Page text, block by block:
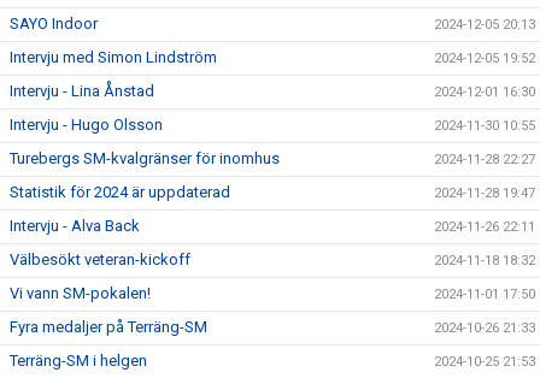
SAYO Indoor 2024-12-05 20:13
Intervju med Simon Lindström 2024-12-05 19:52
Intervju - Lina Ånstad 2024-12-01 16:30
Intervju - Hugo Olsson 2024-11-30 10:55
Turebergs SM-kvalgränser för inomhus 2024-11-28 22:27
Statistik för 2024 är uppdaterad 2024-11-28 19:47
Intervju - Alva Back 2024-11-26 22:11
Välbesökt veteran-kickoff 2024-11-18 18:32
Vi vann SM-pokalen! 2024-11-01 17:50
Fyra medaljer på Terräng-SM 2024-10-26 21:33
Terräng-SM i helgen 2024-10-25 21:53